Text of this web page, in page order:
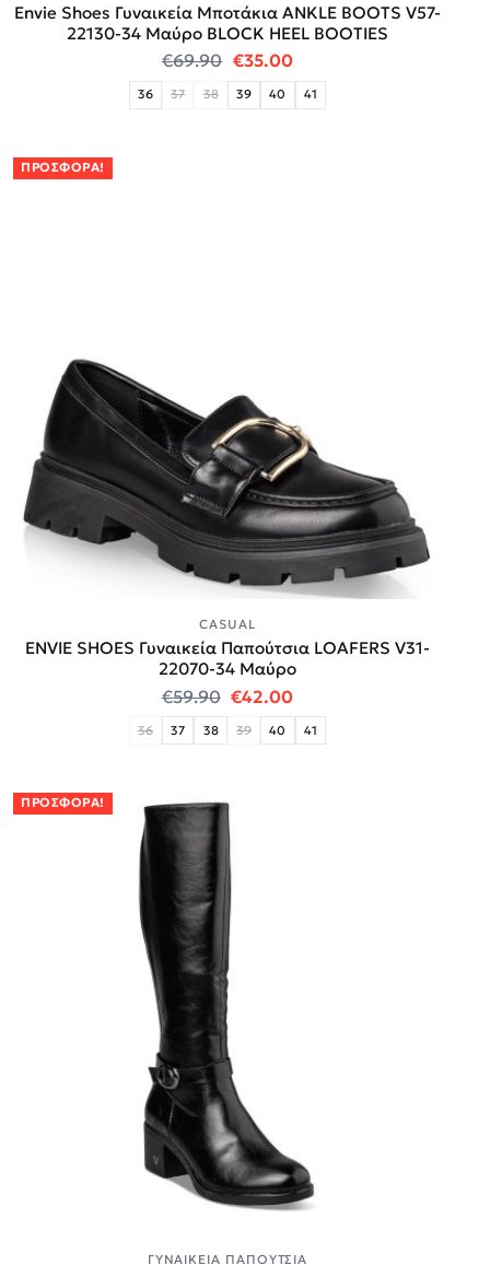
Envie Shoes Γυναικεία Μποτάκια ANKLE BOOTS V57-
22130-34 Μαύρο BLOCK HEEL BOOTIES
€69.90 Original price was: €69.90.
€35.00Η τρέχουσα τιμή
36 37 38 39 40 41
ΠΡΟΣΦΟΡΆ!
CASUAL
ENVIE SHOES Γυναικεία Παπούτσια LOAFERS V31-
22070-34 Μαύρο
€59.90 Original price was: €59.90.
€42.00Η τρέχουσα τιμή
36 37 38 39 40 41
ΠΡΟΣΦΟΡΆ!
ΓΥΝΑΙΚΕΊΑ ΠΑΠΟΎΤΣΙΑ